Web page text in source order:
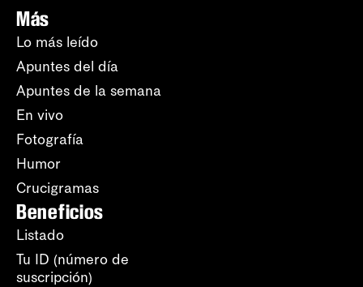
Más
Lo más leído
Apuntes del día
Apuntes de la semana
En vivo
Fotografía
Humor
Crucigramas
Beneficios
Listado
Tu ID (número de
suscripción)